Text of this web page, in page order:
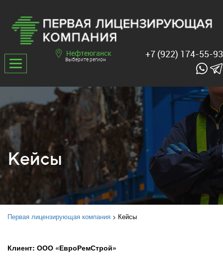
Нефтеюганск
Выберите регион +7 (922) 174-55-93
Кейсы
Первая лицензирующая компания > Кейсы
Клиент: ООО «ЕвроРемСтрой»